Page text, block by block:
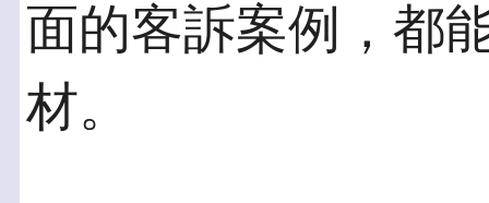
面的客訴案例，都
材。